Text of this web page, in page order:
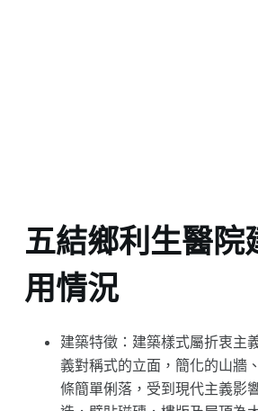
五結鄉利生醫院
用情況
建築特徵：建築樣式屬折衷主
義對稱式的立面，簡化的山牆
條簡單俐落，受到現代主義影